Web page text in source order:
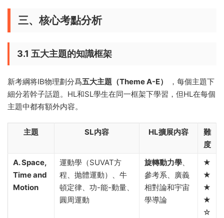
三、核心考點分析
3.1 五大主題的知識框架
新考綱将IB物理劃分爲五大主題（Theme A-E）
，每個主題下
細分若幹子話題。HL和SL學生在同一框架下學習，但HL在每個
主題中都有額外内容。
主題 SL内容 HL擴展内容
難
度
A. Space,
Time and
Motion
運動學（SUVAT方
程、抛體運動）、牛
頓定律、功-能-動量、
圓周運動
旋轉動力學、
參考系、廣義
相對論和宇宙
學導論
★
★
★
★
☆